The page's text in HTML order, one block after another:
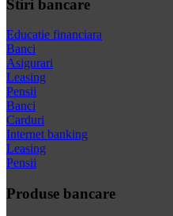
Stiri bancare
Educatie financiara
Banci
Asigurari
Leasing
Pensii
Banci
Carduri
Internet banking
Leasing
Pensii
Produse bancare